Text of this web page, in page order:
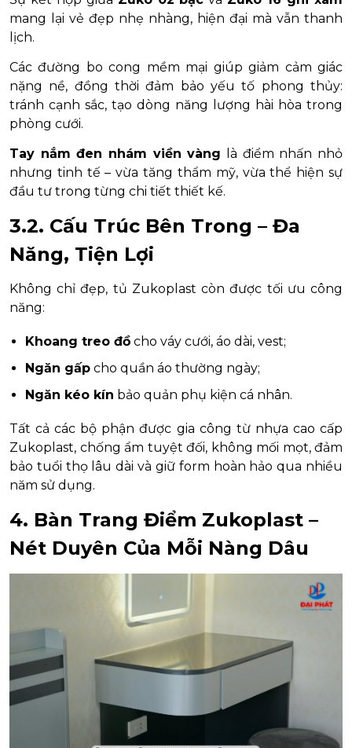
mang lại vẻ đẹp nhẹ nhàng, hiện đại mà vẫn thanh
lịch.
Các đường bo cong mềm mại giúp giảm cảm giác
nặng nề, đồng thời đảm bảo yếu tố phong thủy:
tránh cạnh sắc, tạo dòng năng lượng hài hòa trong
phòng cưới.
Tay nắm đen nhám viền vàng là điểm nhấn nhỏ
nhưng tinh tế – vừa tăng thẩm mỹ, vừa thể hiện sự
đầu tư trong từng chi tiết thiết kế.
3.2. Cấu Trúc Bên Trong – Đa
Năng, Tiện Lợi
Không chỉ đẹp, tủ Zukoplast còn được tối ưu công
năng:
Khoang treo đồ cho váy cưới, áo dài, vest;
Ngăn gấp cho quần áo thường ngày;
Ngăn kéo kín bảo quản phụ kiện cá nhân.
Tất cả các bộ phận được gia công từ nhựa cao cấp
Zukoplast, chống ẩm tuyệt đối, không mối mọt, đảm
bảo tuổi thọ lâu dài và giữ form hoàn hảo qua nhiều
năm sử dụng.
4. Bàn Trang Điểm Zukoplast –
Nét Duyên Của Mỗi Nàng Dâu